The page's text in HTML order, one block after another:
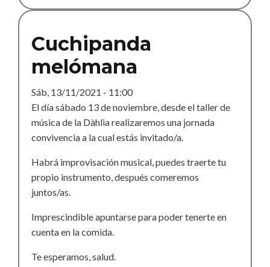
Cuchipanda
melómana
Sáb, 13/11/2021 - 11:00
El día sábado 13 de noviembre, desde el taller de
música de la Dàhlia realizaremos una jornada
convivencia a la cual estás invitado/a.
Habrá improvisación musical, puedes traerte tu
propio instrumento, después comeremos
juntos/as.
Imprescindible apuntarse para poder tenerte en
cuenta en la comida.
Te esperamos, salud.